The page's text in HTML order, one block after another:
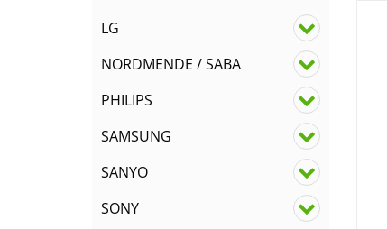
LG
NORDMENDE / SABA
PHILIPS
SAMSUNG
SANYO
SONY